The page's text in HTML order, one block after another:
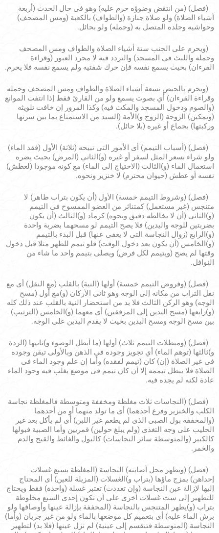
(فصل) (من انتقض وضوؤه حرم عليه) وهو فى حال الحدث (أربعة
أشياء الصلاة) ولو صلاة جنازة (والطواف) بالكعبة (ومس المصحف)
وحواشيه وجلده المتصل به (وحمله) ولو بحائل.
(ويحرم على الجنب ستة أشياء الصلاة والطواف ومس المصحف
وحمله واللبث فى المسجد) والتردد فيه لا مجرد العبور (وقراءة
القرءان) بحيث يسمع نفسه فإن حرك شفتيه ولم يسمع نفسه فلا يحرم.
(ويحرم بالحيض تسعة أشياء الصلاة والطواف ومس المصحف وحمله
وقراءة القرءان) أي بصوت يسمع ولو من القارئ فقط إذا انتفت الموانع
(والصوم ودخول المسجد والمكث فيه) وكذا المرور إن خافت تلويثه
(وتمكين) الزوجة (الزوج و)الأمة (السيد من الاستمتاع بما بين سرتها
وركبتها) بجماع أو غيره (بلا حائل).
(فصل) (أسباب التيمم) أى الأمور التى تبيحه (ثلاثة) الأول (فقد الماء)
ولو شراء بسعر المثل لسفر أو غيره (و)الثاني (المرض) بحيث يضره
استعمال الماء (و)الثالث (الاحتياج إلى الماء) مع كونه موجودا (لعطش)
نفسه أو عطش (حيوان محترم) لا خنزير ونحوه.
(فصل) (وشروط التيمم خمسة) الأول (أن يكون بتراب طاهر) لا
متنجس (غير مستعمل) كمتناثر من العضو الممسوح فى التيمم
(و)الثانى (أن لا يخالطه دقيق ونحوه) كرماد (و)الثالث (أن يكون
بضربتين للوجه واليدين) فلا يصح التيمم لو مسحهما بضربة واحدة
(و)الرابع (زوال النجاسة التى لا يعفى عنها) قبل البدء بالتيمم
(و)الخامس (أن يكون بعد دخول الوقت) فلو تيمم للظهر مثلا قبل دخول
وقتها لم يصح (ويتيمم لكل فرض) ويصلى بتيمم واحد ما شاء من
النوافل.
(فصل) (وفروض التيمم خمسة) أولها (النية) بالقلب (مع النقل) أى مع
نقل التراب من مكانه إلى الوجه وهو ثانى الأركان (و)مع أول (مسح
الوجه) وهو الركن الثالث فلا بد من استحضار النية بالقلب عند ذلك كله
(و)رابعها (مسح اليدين إلى المرفقين) أى معهما (و)الخامس (الترتيب)
بين مسح الوجه ومسح اليدين بحيث لا يقدم اليدين على الوجه.
(فصل) (ومبطلات التيمم ثلاث) أولها (ما أبطل الوضوء و)ثانيها (الردة
و)ثالثها (توهم الماء) أي تجويز وجوده في الذهن وبالأولى تيقن وجوده
فى غير الصلاة (إن) كان (تيمم لفقده) وأما إن علم وجود الماء فى
الصلاة فلا يبطل تيممه إلا أن كان تيمم فى موضع يغلب فيه وجود الماء
عادة لكنه لم يجده فيه.
(فصل) (النجاسات ثلاث مغلظة ومخففة ومتوسطة فالمغلظة نجاسة
الكلب والخنزير وفرع أحدهما) أى ما تولد منهما أو من أحدهما
(والمخففة بول الصبى الذى لم يطعم غير اللبن) أى لم يأكل بعد غير
الحليب على وجه التغذى (ولم يبلغ حولين) قمريين وأما الصبية فبولها
كالكبير (والمتوسطة سائر النجاسات) كالبول والغائط والقيح والدم
والخمر.
(فصل) (ويطهر محل أصابته) النجاسة (المغلظة بسبع غسلات
إحداهن) يمزج ماؤها (بتراب و)الغسلات (المزيلة للعين) أى المحتاج
إليها لإزالة عين النجاسة (وإن تعددت) تعتبر غسلة (واحدة) فقط ويحتاج
للتطهير إلى ست غسلات أخرى على أن تكون إحدى السبع مخلوطة
بتراب (و)يطهر المتنجس بالنجاسة (المخففة بإزالة عينها وأوصافها ولو
برش الماء عليه) أى بتعميم كل موضعها بالماء ولو من غير جريان (وأما)
النجاسة (المتوسطة فتنقسم إلى عينية) لم تزل عينها (فلا بد) لتطهير